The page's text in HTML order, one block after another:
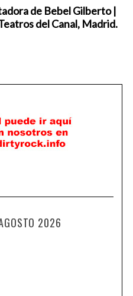
de Bebel Gilberto |
del Canal, Madrid.
2026